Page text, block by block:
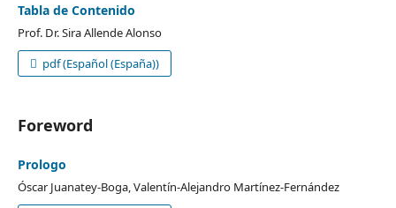
Tabla de Contenido
Prof. Dr. Sira Allende Alonso
pdf (Español (España))
Foreword
Prologo
Óscar Juanatey-Boga, Valentín-Alejandro Martínez-Fernández